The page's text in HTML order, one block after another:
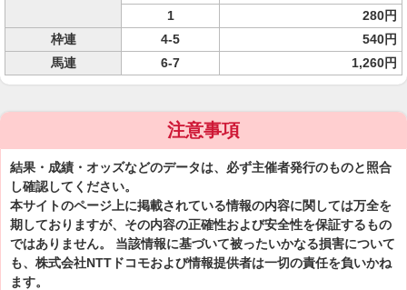
1
280円
枠連
4-5
540円
馬連
6-7 1,260円
注意事項
結果・成績・オッズなどのデータは、必ず主催者発行のものと照合
し確認してください。
本サイトのページ上に掲載されている情報の内容に関しては万全を
期しておりますが、その内容の正確性および安全性を保証するもの
ではありません。 当該情報に基づいて被ったいかなる損害について
も、株式会社NTTドコモおよび情報提供者は一切の責任を負いかね
ます。